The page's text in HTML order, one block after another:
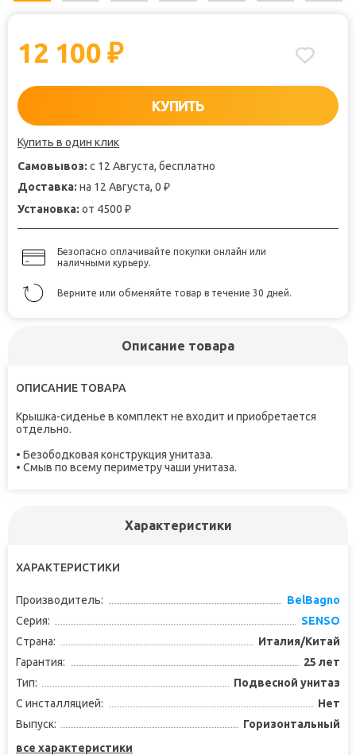
12 100 ₽
КУПИТЬ
Купить в один клик
Самовывоз: с 12 Августа, бесплатно
Доставка: на 12 Августа, 0 ₽
Установка: от 4500 ₽
Безопасно оплачивайте покупки онлайн или
наличными курьеру.
Верните или обменяйте товар в течение 30 дней.
Описание товара
ОПИСАНИЕ ТОВАРА
Крышка-сиденье в комплект не входит и приобретается
отдельно.
• Безободковая конструкция унитаза.
• Смыв по всему периметру чаши унитаза.
Характеристики
ХАРАКТЕРИСТИКИ
Производитель:
BelBagno
Серия:
SENSO
Страна:
Италия/Китай
Гарантия:
25 лет
Тип:
Подвесной унитаз
С инсталляцией:
Нет
Выпуск:
Горизонтальный
все характеристики